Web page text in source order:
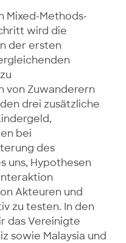
Mixed-Methods-
wird die
der ersten
von Zuwanderern
drei zusätzliche
bei
des
uns, Hypothesen
Akteuren und
zu testen. In den
das Vereinigte
sowie Malaysia und